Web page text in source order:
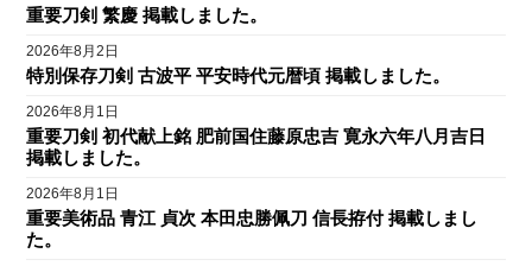
重要刀剣 繁慶 掲載しました。
2026年8月2日
特別保存刀剣 古波平 平安時代元暦頃 掲載しました。
2026年8月1日
重要刀剣 初代献上銘 肥前国住藤原忠吉 寛永六年八月吉日
掲載しました。
2026年8月1日
重要美術品 青江 貞次 本田忠勝佩刀 信長拵付 掲載しまし
た。